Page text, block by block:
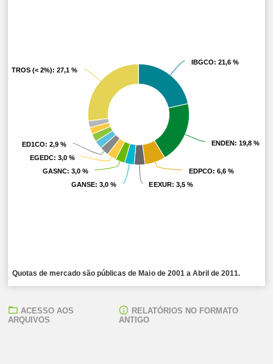
Quotas de mercado são públicas de Maio de 2001 a Abril de 2011.
IBGCO: 21,6 %
IBGCO: 21,6 %
ENDEN: 19,8 %
ENDEN: 19,8 %
EDPCO: 6,6 %
EDPCO: 6,6 %
EEXUR: 3,5 %
EEXUR: 3,5 %
GANSE: 3,0 %
GANSE: 3,0 %
GASNC: 3,0 %
GASNC: 3,0 %
EGEDC: 3,0 %
EGEDC: 3,0 %
ED1CO: 2,9 %
ED1CO: 2,9 %
OTROS (< 2%): 27,1 %
OTROS (< 2%): 27,1 %
ACESSO AOS
ARQUIVOS
RELATÓRIOS NO FORMATO
ANTIGO